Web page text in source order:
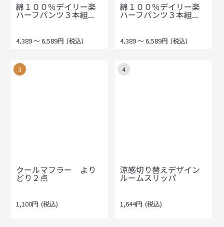
綿１００％デイリー楽
ハーフパンツ３本組...
4,389～6,589円 (税込)
綿１００％デイリー楽
ハーフパンツ３本組...
4,389～6,589円 (税込)
3
クールマフラー より
どり２点
1,100円 (税込)
4
涼感切り替えデザイン
ルームスリッパ
1,644円 (税込)